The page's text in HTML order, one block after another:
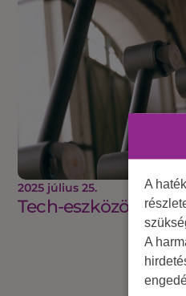
2025 július 25.
Tech-eszközök,
A
A